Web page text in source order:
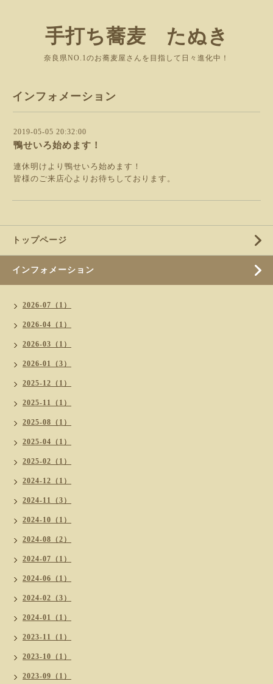
手打ち蕎麦 たぬき
奈良県NO.1のお蕎麦屋さんを目指して日々進化中！
インフォメーション
2019-05-05 20:32:00
鴨せいろ始めます！
連休明けより鴨せいろ始めます！
皆様のご来店心よりお待ちしております。
トップページ
インフォメーション
2026-07（1）
2026-04（1）
2026-03（1）
2026-01（3）
2025-12（1）
2025-11（1）
2025-08（1）
2025-04（1）
2025-02（1）
2024-12（1）
2024-11（3）
2024-10（1）
2024-08（2）
2024-07（1）
2024-06（1）
2024-02（3）
2024-01（1）
2023-11（1）
2023-10（1）
2023-09（1）